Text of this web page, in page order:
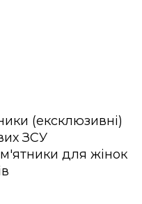
(ексклюзивні)
ЗСУ
для жінок